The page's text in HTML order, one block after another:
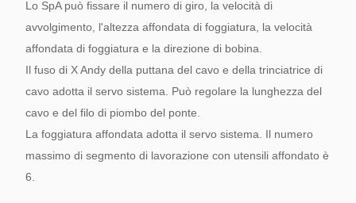
Lo SpA può fissare il numero di giro, la velocità di
avvolgimento, l'altezza affondata di foggiatura, la velocità
affondata di foggiatura e la direzione di bobina.
Il fuso di X Andy della puttana del cavo e della trinciatrice di
cavo adotta il servo sistema. Può regolare la lunghezza del
cavo e del filo di piombo del ponte.
La foggiatura affondata adotta il servo sistema. Il numero
massimo di segmento di lavorazione con utensili affondato è
6.